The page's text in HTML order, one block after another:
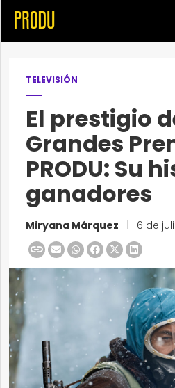
TELEVISIÓN
El prestigio
Grandes
PRODU: Su
ganadores
Miryana Márquez 6 de